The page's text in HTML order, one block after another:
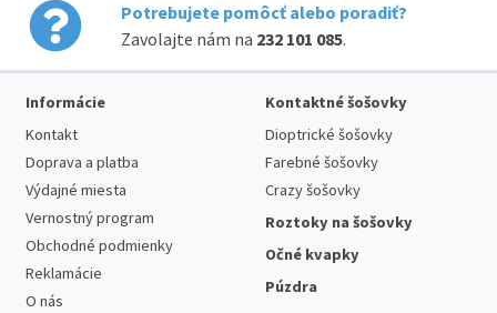
Potrebujete pomôcť alebo poradiť?
Zavolajte nám na 232 101 085.
Informácie
Kontakt
Doprava a platba
Výdajné miesta
Vernostný program
Obchodné podmienky
Reklamácie
O nás
Kontaktné šošovky
Dioptrické šošovky
Farebné šošovky
Crazy šošovky
Roztoky na šošovky
Očné kvapky
Púzdra